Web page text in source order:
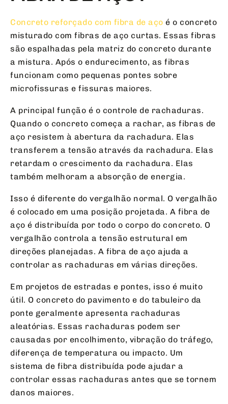
Concreto reforçado com fibra de aço é o concreto
misturado com fibras de aço curtas. Essas fibras
são espalhadas pela matriz do concreto durante
a mistura. Após o endurecimento, as fibras
funcionam como pequenas pontes sobre
microfissuras e fissuras maiores.
A principal função é o controle de rachaduras.
Quando o concreto começa a rachar, as fibras de
aço resistem à abertura da rachadura. Elas
transferem a tensão através da rachadura. Elas
retardam o crescimento da rachadura. Elas
também melhoram a absorção de energia.
Isso é diferente do vergalhão normal. O vergalhão
é colocado em uma posição projetada. A fibra de
aço é distribuída por todo o corpo do concreto. O
vergalhão controla a tensão estrutural em
direções planejadas. A fibra de aço ajuda a
controlar as rachaduras em várias direções.
Em projetos de estradas e pontes, isso é muito
útil. O concreto do pavimento e do tabuleiro da
ponte geralmente apresenta rachaduras
aleatórias. Essas rachaduras podem ser
causadas por encolhimento, vibração do tráfego,
diferença de temperatura ou impacto. Um
sistema de fibra distribuída pode ajudar a
controlar essas rachaduras antes que se tornem
danos maiores.